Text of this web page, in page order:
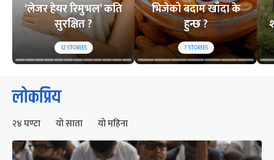
‘लेजर हेयर रिमुभल’ कति
सुरक्षित ?
12STORIES
भिजेको बदाम खाँदा के
हुन्छ ?
7STORIES
लोकप्रिय
२४ घण्टा यो साता यो महिना